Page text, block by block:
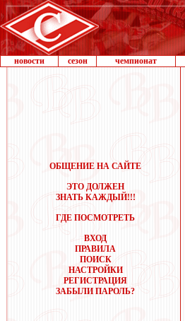
новости сезон чемпионат
ОБЩЕНИЕ НА САЙТЕ
ЭТО ДОЛЖЕН
ЗНАТЬ КАЖДЫЙ!!!
ГДЕ ПОСМОТРЕТЬ
ВХОД
ПРАВИЛА
ПОИСК
НАСТРОЙКИ
РЕГИСТРАЦИЯ
ЗАБЫЛИ ПАРОЛЬ?